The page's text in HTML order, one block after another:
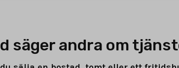
säger andra om